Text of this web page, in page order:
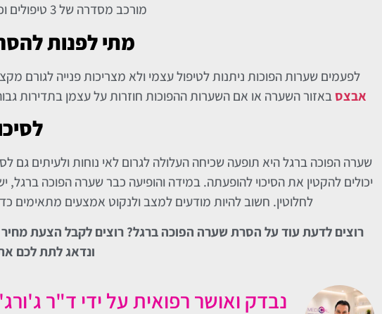
מורכב מסדרה של 3 טיפולים וכולל משחה לשימוש ביתי.
מתי לפנות
לפעמים שערות הפוכות ניתנות לטיפול עצמי ולא מצריכות פנייה
אבצסבאזור השערה או אם השערות ההפוכות חוזרות על עצמן בתדירות
שערה הפוכה ברגל היא תופעה שכיחה העלולה לגרום לאי נוחות ולעיתים גם
יכולים להקטין את הסיכוי להופעתה. במידה והופיעה כבר שערה הפוכה ברגל,
לחלוטין. חשוב להיות מודעים למצב ולנקוט אמצעים
רוצים לדעת עוד על הסרת שערה הפוכה ברגל? רוצים לקבל הצעת מחיר
ונדאג לתת לכם
נבדק ואושר רפואית על ידי ד"ר